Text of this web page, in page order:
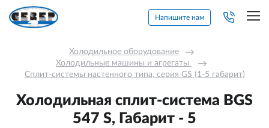
Напишите нам
Холодильное оборудование →
Холодильные машины и агрегаты →
Сплит-системы настенного типа, серия GS (1-5 габарит)
Холодильная сплит-система BGS
547 S, Габарит - 5